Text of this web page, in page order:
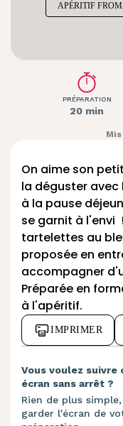
APÉRITIF
PRÉPARATION
20 min
On aime son
la déguster
à la pause
se garnit à l'envi
tartelettes au
proposée en
accompagner
Préparée en
à l'apéritif.
IMPRIMER
Vous voulez
écran sans arrêt ?
Rien de plus
garder l'écran de